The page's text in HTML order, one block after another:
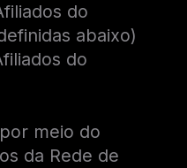
do
abaixo)
do
meio do
da Rede de